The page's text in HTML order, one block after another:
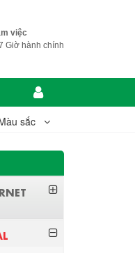
việc
Giờ hành chính
sắc